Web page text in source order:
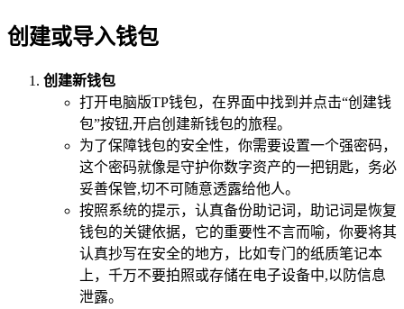
创建或导入钱包
创建新钱包
打开电脑版TP钱包，在界面中找到并点击“创建钱
包”按钮,开启创建新钱包的旅程。
为了保障钱包的安全性，你需要设置一个强密码，
这个密码就像是守护你数字资产的一把钥匙，务必
妥善保管,切不可随意透露给他人。
按照系统的提示，认真备份助记词，助记词是恢复
钱包的关键依据，它的重要性不言而喻，你要将其
认真抄写在安全的地方，比如专门的纸质笔记本
上，千万不要拍照或存储在电子设备中,以防信息
泄露。